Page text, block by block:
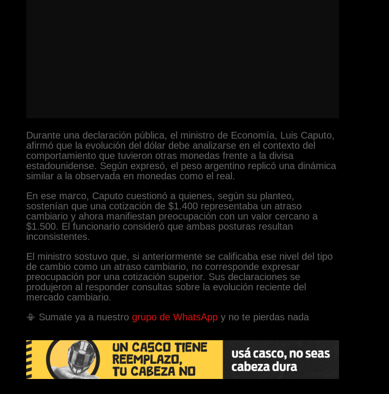
Durante una declaración pública, el ministro de Economía, Luis Caputo,
afirmó que la evolución del dólar debe analizarse en el contexto del
comportamiento que tuvieron otras monedas frente a la divisa
estadounidense. Según expresó, el peso argentino replicó una dinámica
similar a la observada en monedas como el real.
En ese marco, Caputo cuestionó a quienes, según su planteo,
sostenían que una cotización de $1.400 representaba un atraso
cambiario y ahora manifiestan preocupación con un valor cercano a
$1.500. El funcionario consideró que ambas posturas resultan
inconsistentes.
El ministro sostuvo que, si anteriormente se calificaba ese nivel del tipo
de cambio como un atraso cambiario, no corresponde expresar
preocupación por una cotización superior. Sus declaraciones se
produjeron al responder consultas sobre la evolución reciente del
mercado cambiario.
📳 Sumate ya a nuestro grupo de WhatsAppy no te pierdas nada